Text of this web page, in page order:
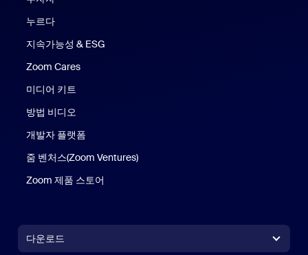
누르다
지속가능성 & ESG
Zoom Cares
미디어 키트
방법 비디오
개발자 플랫폼
줌 벤처스(Zoom Ventures)
Zoom 제품 스토어
다운로드